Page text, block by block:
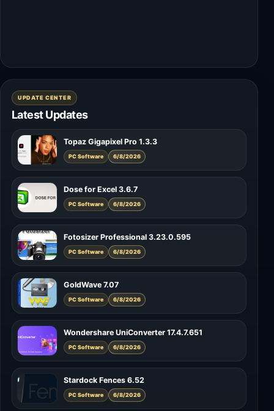
UPDATE CENTER
Latest Updates
Topaz Gigapixel Pro 1.3.3
PC Software 6/8/2026
Dose for Excel 3.6.7
PC Software 6/8/2026
Fotosizer Professional 3.23.0.595
PC Software 6/8/2026
GoldWave 7.07
PC Software 6/8/2026
Wondershare UniConverter 17.4.7.651
PC Software 6/8/2026
Stardock Fences 6.52
PC Software 6/8/2026